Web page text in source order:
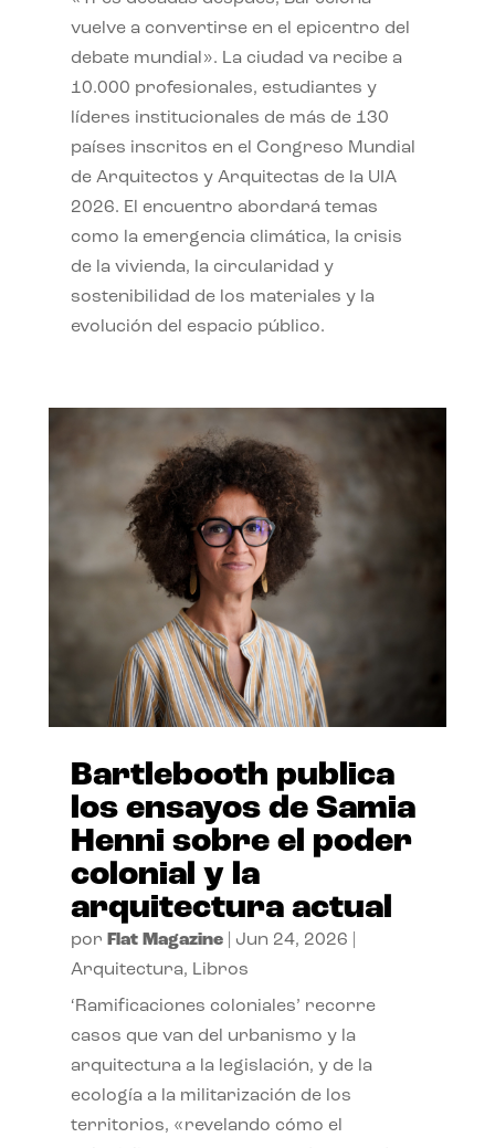
vuelve a convertirse en el epicentro del
debate mundial». La ciudad va recibe a
10.000 profesionales, estudiantes y
líderes institucionales de más de 130
países inscritos en el Congreso Mundial
de Arquitectos y Arquitectas de la UIA
2026. El encuentro abordará temas
como la emergencia climática, la crisis
de la vivienda, la circularidad y
sostenibilidad de los materiales y la
evolución del espacio público.
Bartlebooth publica
los ensayos de Samia
Henni sobre el poder
colonial y la
arquitectura actual
por Flat Magazine| Jun 24, 2026
Arquitectura, Libros
‘Ramificaciones coloniales’ recorre
casos que van del urbanismo y la
arquitectura a la legislación, y de la
ecología a la militarización de los
territorios, «revelando cómo el